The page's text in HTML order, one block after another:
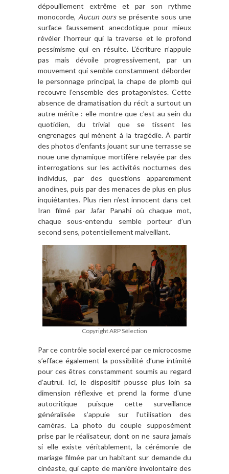
dépouillement extrême et par son rythme
monocorde, Aucun oursse présente sous une
surface faussement anecdotique pour mieux
révéler l’horreur qui la traverse et le profond
pessimisme qui en résulte. L’écriture n’appuie
pas mais dévoile progressivement, par un
mouvement qui semble constamment déborder
le personnage principal, la chape de plomb qui
recouvre l’ensemble des protagonistes. Cette
absence de dramatisation du récit a surtout un
autre mérite : elle montre que c’est au sein du
quotidien, du trivial que se tissent les
engrenages qui mènent à la tragédie. À partir
des photos d’enfants jouant sur une terrasse se
noue une dynamique mortifère relayée par des
interrogations sur les activités nocturnes des
individus, par des questions apparemment
anodines, puis par des menaces de plus en plus
inquiétantes. Plus rien n’est innocent dans cet
Iran filmé par Jafar Panahi où chaque mot,
chaque sous-entendu semble porteur d’un
second sens, potentiellement malveillant.
Copyright ARP Sélection
Par ce contrôle social exercé par ce microcosme
s’efface également la possibilité d’une intimité
pour ces êtres constamment soumis au regard
d’autrui. Ici, le dispositif pousse plus loin sa
dimension réflexive et prend la forme d’une
autocritique puisque cette surveillance
généralisée s’appuie sur l’utilisation des
caméras. La photo du couple supposément
prise par le réalisateur, dont on ne saura jamais
si elle existe véritablement, la cérémonie de
mariage filmée par un habitant sur demande du
cinéaste, qui capte de manière involontaire des